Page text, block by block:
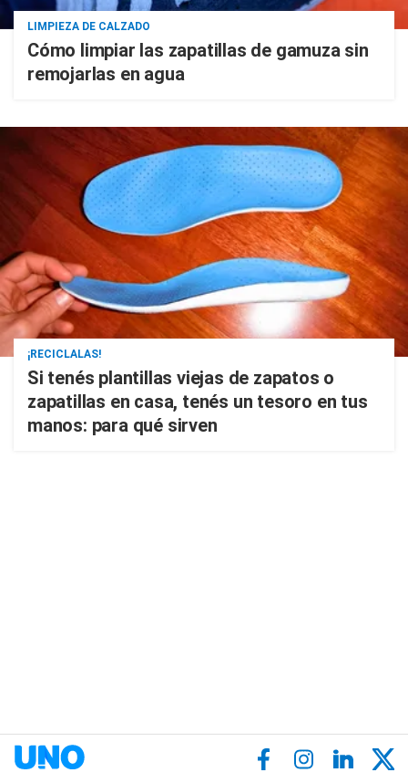
LIMPIEZA DE CALZADO
Cómo limpiar las zapatillas de gamuza sin
remojarlas en agua
¡RECICLALAS!
Si tenés plantillas viejas de zapatos o
zapatillas en casa, tenés un tesoro en tus
manos: para qué sirven